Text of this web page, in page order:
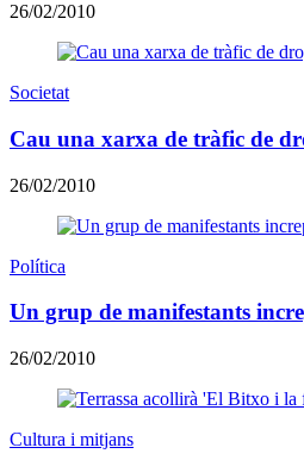
26/02/2010
Societat
Cau una xarxa de tràfic de
26/02/2010
Política
Un grup de manifestants
26/02/2010
Cultura i mitjans